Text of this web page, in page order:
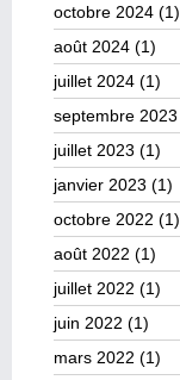
octobre 2024 (1)
août 2024 (1)
juillet 2024 (1)
septembre 2023
juillet 2023 (1)
janvier 2023 (1)
octobre 2022 (1)
août 2022 (1)
juillet 2022 (1)
juin 2022 (1)
mars 2022 (1)